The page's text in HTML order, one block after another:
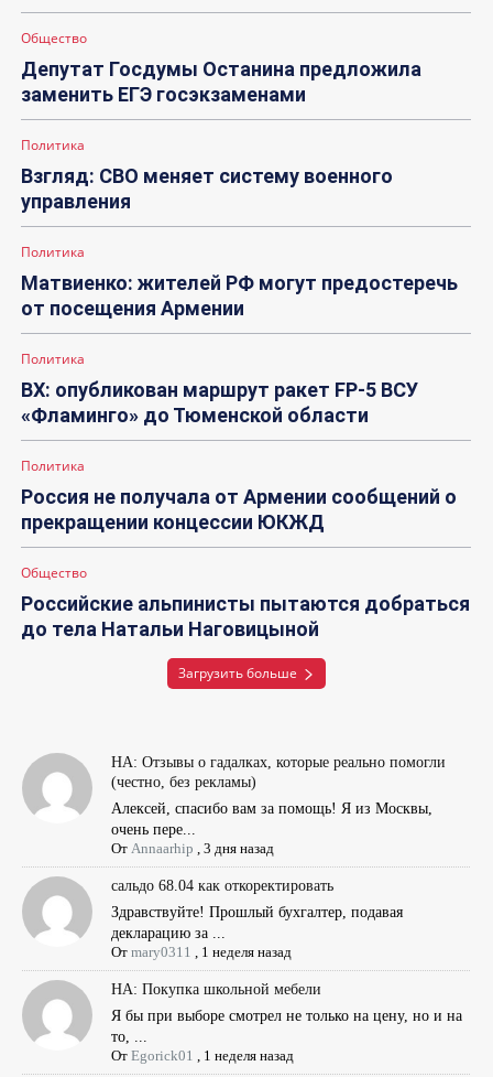
Общество
Депутат Госдумы Останина предложила
заменить ЕГЭ госэкзаменами
Политика
Взгляд: СВО меняет систему военного
управления
Политика
Матвиенко: жителей РФ могут предостеречь
от посещения Армении
Политика
ВХ: опубликован маршрут ракет FP-5 ВСУ
«Фламинго» до Тюменской области
Политика
Россия не получала от Армении сообщений о
прекращении концессии ЮКЖД
Общество
Российские альпинисты пытаются добраться
до тела Натальи Наговицыной
Загрузить больше
НА: Отзывы о гадалках, которые реально помогли
(честно, без рекламы)
Алексей, спасибо вам за помощь! Я из Москвы,
очень пере...
От Annaarhip ,3 дня назад
сальдо 68.04 как откоректировать
Здравствуйте! Прошлый бухгалтер, подавая
декларацию за ...
Отmary0311 1 неделя назад
НА: Покупка школьной мебели
Я бы при выборе смотрел не только на цену, но и на
то, ...
ОтEgorick01 1 неделя назад